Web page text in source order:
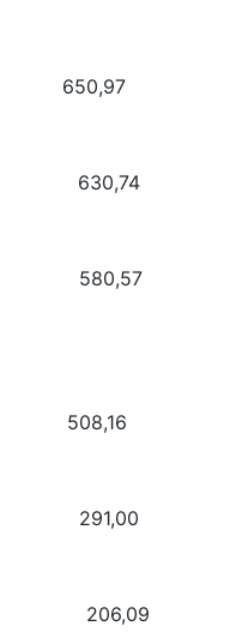
650,97
630,74
580,57
508,16
291,00